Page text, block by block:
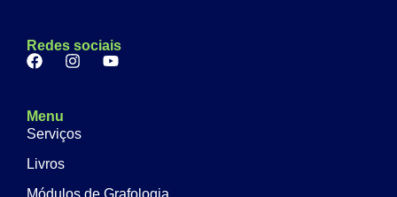
Redes sociais
Menu
Serviços
Livros